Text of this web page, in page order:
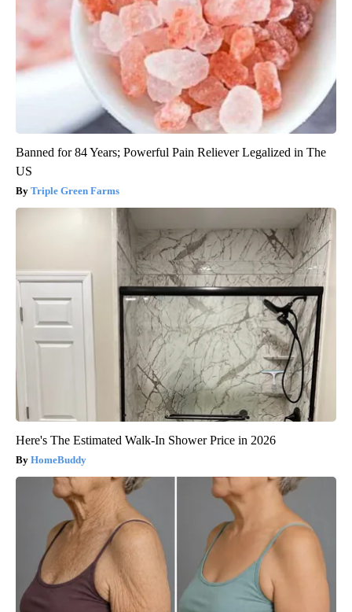
Banned for 84 Years; Powerful Pain Reliever Legalized in The
US
Triple Green Farms
Here's The Estimated Walk-In Shower Price in 2026
HomeBuddy